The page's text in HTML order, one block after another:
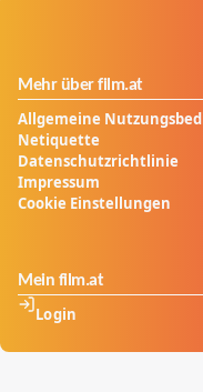
Mehr über film.at
Allgemeine
Netiquette
Datenschutzrichtlinie
Impressum
Cookie Einstellungen
Mein film.at
Login